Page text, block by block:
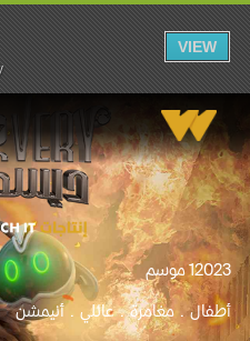
VIEW
20231 موسم
أطفال مغامرة عائلي أنيمشن